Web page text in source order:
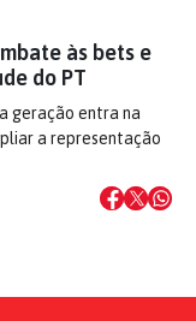
às bets e
do PT
geração entra na
a representação